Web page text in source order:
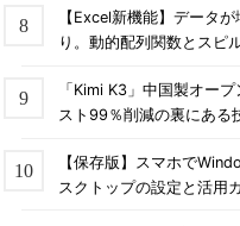
【Excel新機能】データ
り。動的配列関数とスピ
「Kimi K3」中国製オー
スト99％削減の裏にある
【保存版】スマホで
スクトップの設定と活用